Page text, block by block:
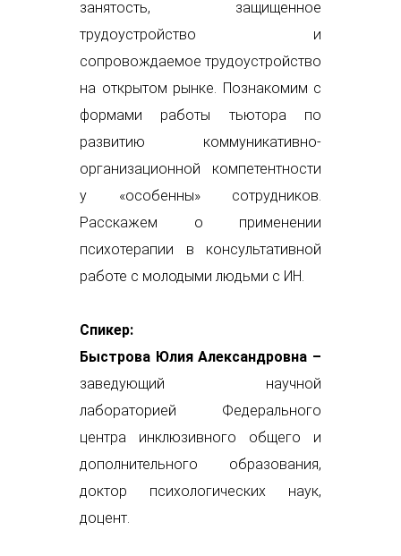
занятость, защищенное
трудоустройство и
сопровождаемое трудоустройство
на открытом рынке. Познакомим с
формами работы тьютора по
развитию коммуникативно-
организационной компетентности
у «особенны» сотрудников.
Расскажем о применении
психотерапии в консультативной
работе с молодыми людьми с ИН.
Спикер:
Быстрова Юлия Александровна –
заведующий научной
лабораторией Федерального
центра инклюзивного общего и
дополнительного образования,
доктор психологических наук,
доцент.